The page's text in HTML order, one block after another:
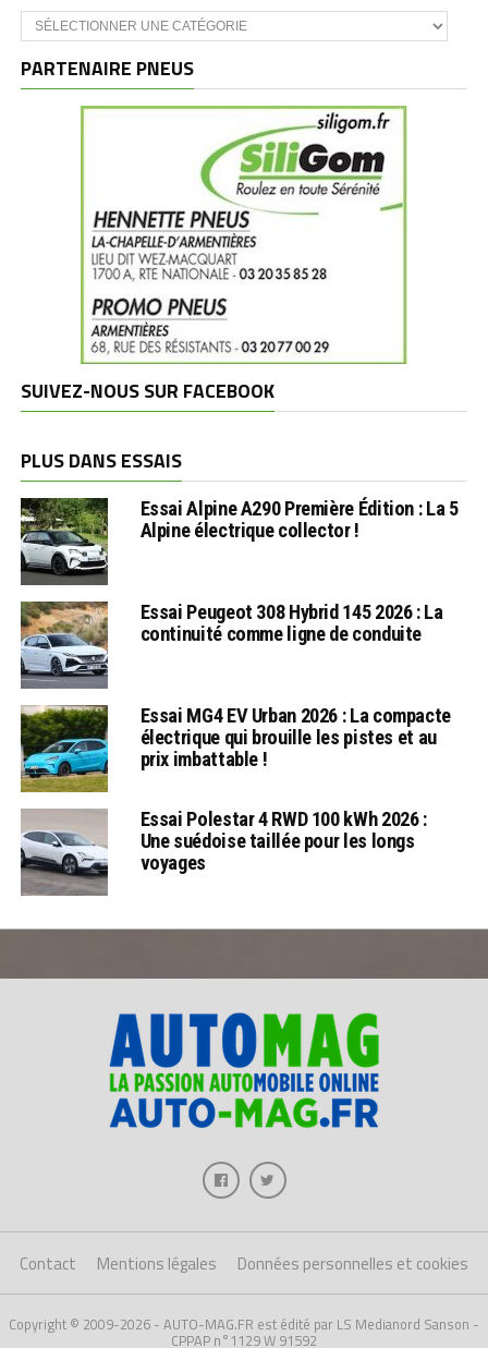
Catégories
et
PARTENAIRE PNEUS
SUIVEZ-NOUS SUR FACEBOOK
PLUS DANS ESSAIS
Essai Alpine A290 Première Édition : La 5
Alpine électrique collector !
Essai Peugeot 308 Hybrid 145 2026 : La
continuité comme ligne de conduite
Essai MG4 EV Urban 2026 : La compacte
électrique qui brouille les pistes et au
prix imbattable !
Essai Polestar 4 RWD 100 kWh 2026 :
Une suédoise taillée pour les longs
voyages
Contact Mentions légales Données personnelles et cookies
Copyright © 2009-2026 - AUTO-MAG.FR est édité par LS Medianord Sanson -
CPPAP n°1129 W 91592